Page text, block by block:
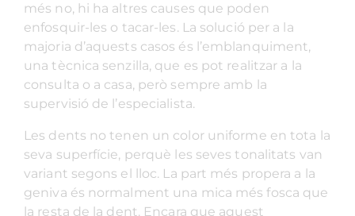
més no, hi ha altres causes que poden
enfosquir-les o tacar-les. La solució per a la
majoria d’aquests casos és l’emblanquiment,
una tècnica senzilla, que es pot realitzar a la
consulta o a casa, però sempre amb la
supervisió de l’especialista.
Les dents no tenen un color uniforme en tota la
seva superfície, perquè les seves tonalitats van
variant segons el lloc. La part més propera a la
geniva és normalment una mica més fosca que
la resta de la dent. Encara que aquest